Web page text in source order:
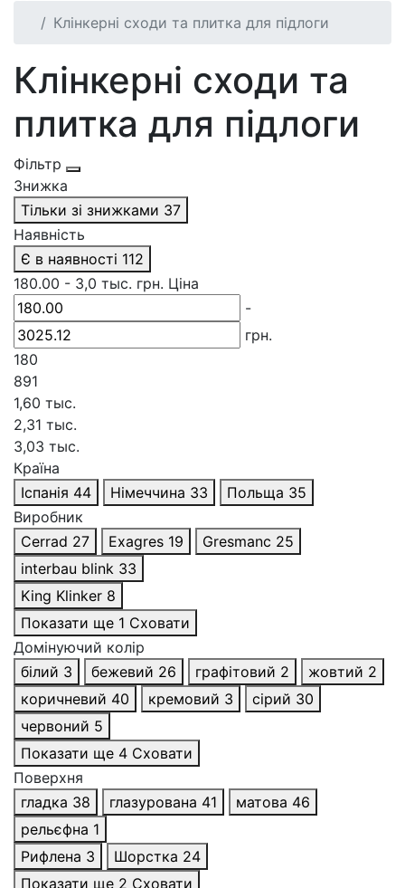
Клінкерні сходи та плитка для підлоги
Клінкерні сходи та
плитка для підлоги
Фільтр
Знижка
Тільки зі знижками 37
Наявність
Є в наявності 112
180.00 - 3,0 тыс. грн. Ціна
-
грн.
180
891
1,60 тыс.
2,31 тыс.
3,03 тыс.
Країна
Іспанія 44 Німеччина 33 Польща 35
Виробник
Cerrad 27 Exagres 19 Gresmanc 25
interbau blink 33
King Klinker 8
Показати ще 1 Сховати
Домінуючий колір
білий 3 бежевий 26 графітовий 2 жовтий 2
коричневий 40 кремовий 3 сірий 30
червоний 5
Показати ще 4 Сховати
Поверхня
гладка 38 глазурована 41 матова 46
рельєфна 1
Рифлена 3 Шорстка 24
Показати ще 2 Сховати